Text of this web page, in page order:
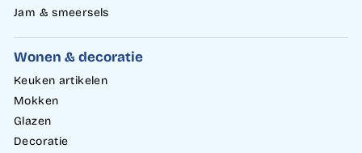
Jam & smeersels
Wonen & decoratie
Keuken artikelen
Mokken
Glazen
Decoratie